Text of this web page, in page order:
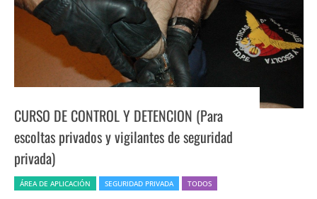
CURSO DE CONTROL Y DETENCION (Para
escoltas privados y vigilantes de seguridad
privada)
ÁREA DE APLICACIÓN SEGURIDAD PRIVADA TODOS